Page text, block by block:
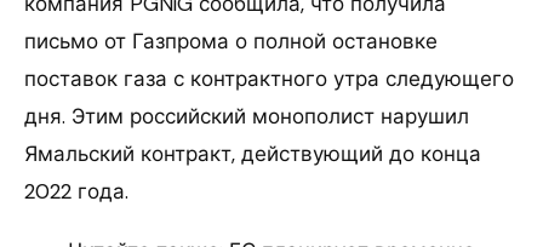
письмо от Газпрома о полной остановке
поставок газа с контрактного утра следующего
дня. Этим российский монополист нарушил
Ямальский контракт, действующий до конца
2022 года.